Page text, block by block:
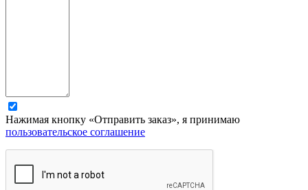
Нажимая кнопку «Отправить заказ», я принимаю
пользовательское соглашение